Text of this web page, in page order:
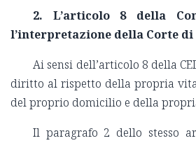
2. L’articolo 8 della
l’interpretazione della Corte
Ai sensi dell’articolo 8 della
diritto al rispetto della propria
del proprio domicilio e della
Il paragrafo 2 dello stesso